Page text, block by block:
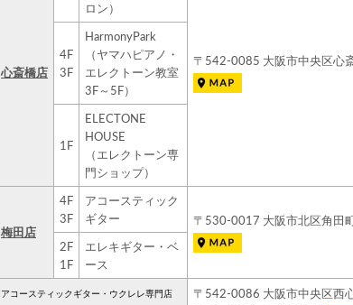
心斎橋店
ロン）
〒542-0085 大阪市中央区心
4F
3F
HarmonyPark
（ヤマハピアノ・
エレクトーン教室
3F～5F）
1F
ELECTONE
HOUSE
（エレクトーン専
門ショップ）
梅田店
4F
3F
アコースティック
ギター
〒530-0017 大阪市北区角田
2F
1F
エレキギター・ベ
ース
アコースティックギター・ウクレレ専門店
〒542-0086 大阪市中央区西